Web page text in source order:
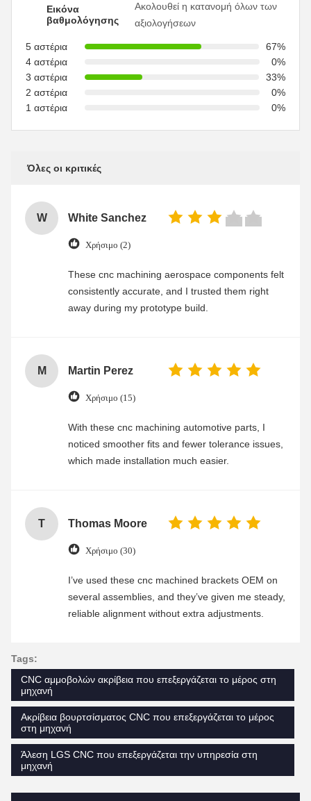
Εικόνα
βαθμολόγησης
Ακολουθεί η κατανομή όλων των
αξιολογήσεων
5 αστέρια
67%
4 αστέρια
0%
3 αστέρια
33%
2 αστέρια
0%
1 αστέρια
0%
Όλες οι κριτικές
W White Sanchez
Χρήσιμο (2)
These cnc machining aerospace components felt
consistently accurate, and I trusted them right
away during my prototype build.
M Martin Perez
Χρήσιμο (15)
With these cnc machining automotive parts, I
noticed smoother fits and fewer tolerance issues,
which made installation much easier.
T Thomas Moore
Χρήσιμο (30)
I’ve used these cnc machined brackets OEM on
several assemblies, and they’ve given me steady,
reliable alignment without extra adjustments.
Tags:
CNC αμμοβολών ακρίβεια που επεξεργάζεται το μέρος στη
μηχανή
Ακρίβεια βουρτσίσματος CNC που επεξεργάζεται το μέρος
στη μηχανή
Άλεση LGS CNC που επεξεργάζεται την υπηρεσία στη
μηχανή